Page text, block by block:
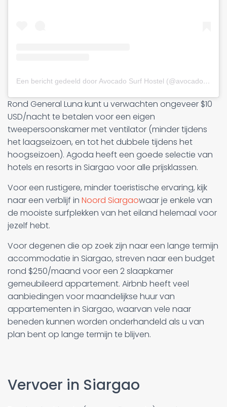
Een bericht gedeeld door Avocado Surf Hostel (@avocadosurfhostel)
Rond General Luna kunt u verwachten ongeveer $10
USD/nacht te betalen voor een eigen
tweepersoonskamer met ventilator (minder tijdens
het laagseizoen, en tot het dubbele tijdens het
hoogseizoen). Agoda heeft een goede selectie van
hotels en resorts in Siargao voor alle prijsklassen.
Voor een rustigere, minder toeristische ervaring, kijk
naar een verblijf in Noord Siargaowaar je enkele van
de mooiste surfplekken van het eiland helemaal voor
jezelf hebt.
Voor degenen die op zoek zijn naar een lange termijn
accommodatie in Siargao, streven naar een budget
rond $250/maand voor een 2 slaapkamer
gemeubileerd appartement. Airbnb heeft veel
aanbiedingen voor maandelijkse huur van
appartementen in Siargao, waarvan vele naar
beneden kunnen worden onderhandeld als u van
plan bent op lange termijn te blijven.
Vervoer in Siargao